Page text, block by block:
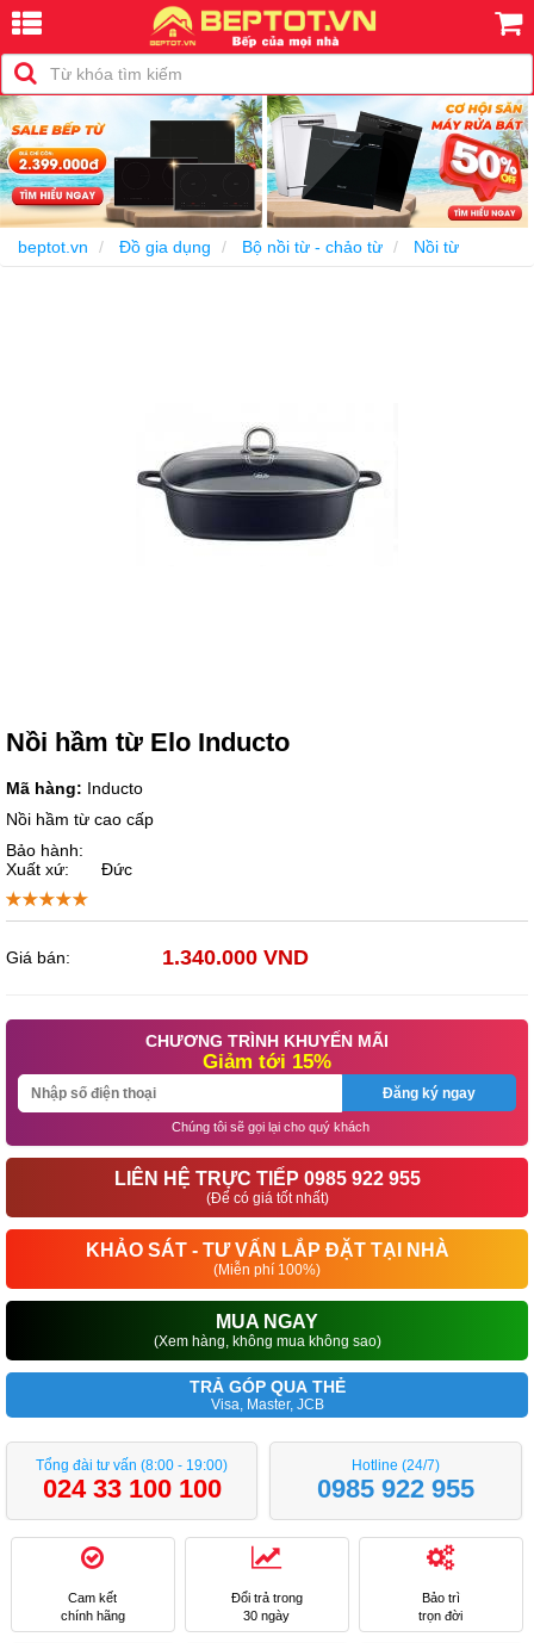
beptot.vn Đồ gia dụng Bộ nồi từ - chảo từ Nồi từ
Nồi hầm từ Elo Inducto
Mã hàng: Inducto
Nồi hầm từ cao cấp
Bảo hành:
Xuất xứ:
Đức
Giá bán: 1.340.000 VND
CHƯƠNG TRÌNH KHUYẾN MÃI
Giảm tới 15%
Đăng ký ngay
Chúng tôi sẽ gọi lại cho quý khách
LIÊN HỆ TRỰC TIẾP 0985 922 955
(Để có giá tốt nhất)
KHẢO SÁT - TƯ VẤN LẮP ĐẶT TẠI NHÀ
(Miễn phí 100%)
MUA NGAY
(Xem hàng, không mua không sao)
TRẢ GÓP QUA THẺ
Visa, Master, JCB
Tổng đài tư vấn (8:00 - 19:00)
024 33 100 100
Hotline (24/7)
0985 922 955
Cam kết
chính hãng
Đổi trả trong
30 ngày
Bảo trì
trọn đời